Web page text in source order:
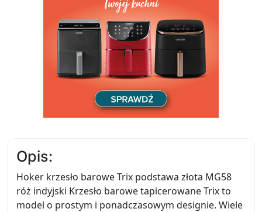
Opis:
Hoker krzesło barowe Trix podstawa złota MG58
róż indyjski Krzesło barowe tapicerowane Trix to
model o prostym i ponadczasowym designie. Wiele